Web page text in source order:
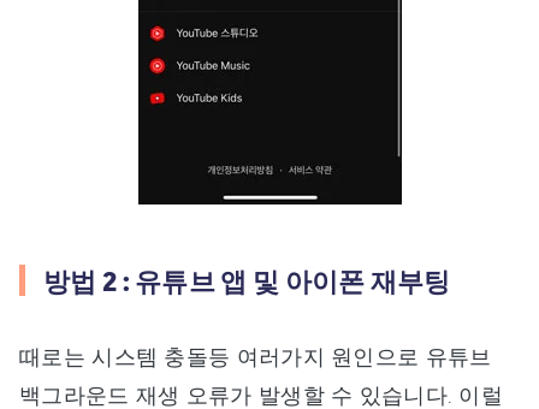
방법 2 : 유튜브 앱 및 아이폰 재부팅
때로는 시스템 충돌등 여러가지 원인으로 유튜브
백그라운드 재생 오류가 발생할 수 있습니다. 이럴